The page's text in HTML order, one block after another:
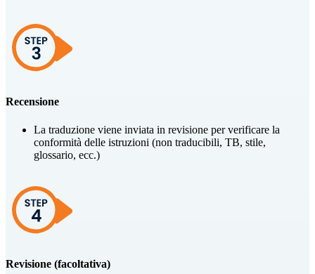
Recensione
La traduzione viene inviata in revisione per verificare la
conformità delle istruzioni (non traducibili, TB, stile,
glossario, ecc.)
Revisione (facoltativa)